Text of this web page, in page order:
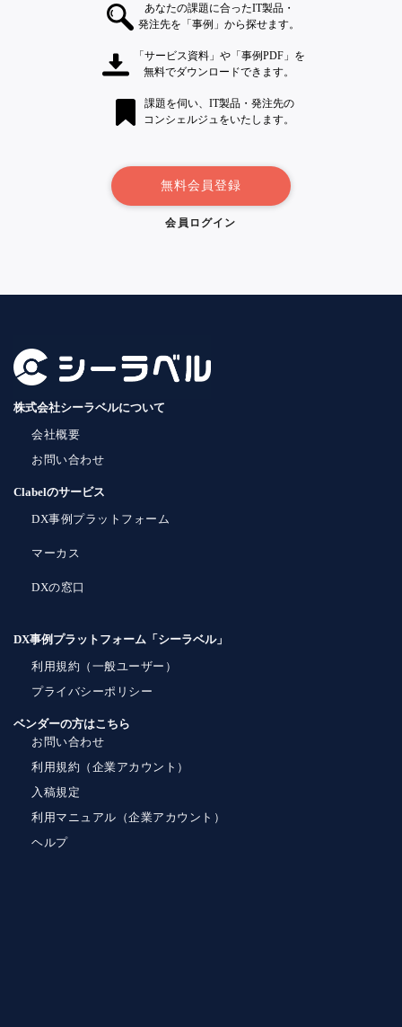
あなたの課題に合ったIT製品・
発注先を「事例」から探せます。
「サービス資料」や「事例PDF」を
無料でダウンロードできます。
課題を伺い、IT製品・発注先の
コンシェルジュをいたします。
無料会員登録
会員ログイン
株式会社シーラベルについて
会社概要
お問い合わせ
Clabelのサービス
DX事例プラットフォーム
マーカス
DXの窓口
DX事例プラットフォーム「シーラベル」
利用規約（一般ユーザー）
プライバシーポリシー
ベンダーの方はこちら
お問い合わせ
利用規約（企業アカウント）
入稿規定
利用マニュアル（企業アカウント）
ヘルプ